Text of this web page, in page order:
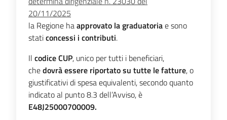
20/11/2025
la Regione haapprovato la graduatoriae sono
staticoncessi i contributi.
Il codice CUP, unico per tutti i beneficiari,
chedovrà essere riportato su tutte le fatture, o
giustificativi di spesa equivalenti, secondo quanto
indicato al punto 8.3 dell’Avviso, è
E48J25000700009.